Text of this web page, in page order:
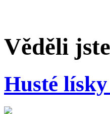
Věděli
Husté